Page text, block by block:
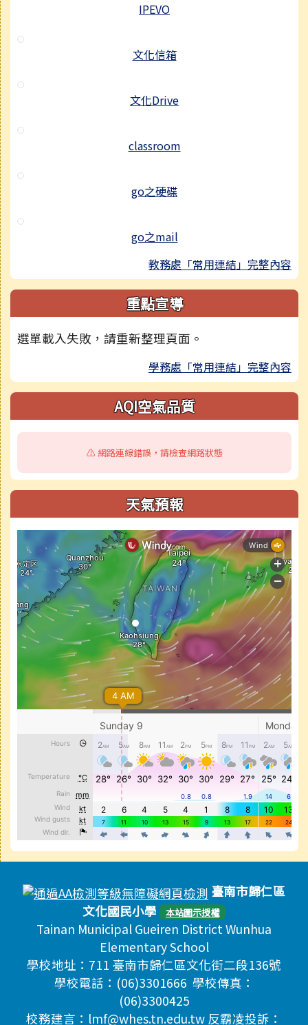
IPEVO
文化信箱
文化Drive
classroom
go之硬碟
go之mail
教務處「常用連結」完整內容
重點宣導
選單載入失敗，請重新整理頁面。
學務處「常用連結」完整內容
AQI空氣品質
⚠️ 網路連線錯誤，請檢查網路狀態
天氣預報
頁尾區域內容
臺南市歸仁區
文化國民小學 本站圖示授權
Tainan Municipal Gueiren District Wunhua
Elementary School
學校地址：711 臺南市歸仁區文化街二段136號
學校電話：(06)3301666 學校傳真：
(06)3300425
校務建言：lmf@whes.tn.edu.tw 反霸凌投訴：